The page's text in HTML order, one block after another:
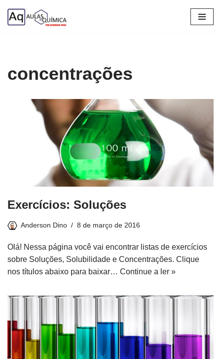
Pular
concentrações
Exercícios: Soluções
Anderson Dino 8 de março de 2016
Olá! Nessa página você vai encontrar listas de exercícios
sobre Soluções, Solubilidade e Concentrações. Clique
nos títulos abaixo para baixar… Continue a ler »